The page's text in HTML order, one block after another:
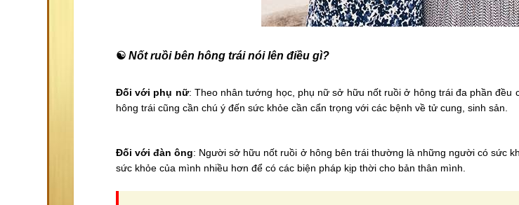
☯ Nốt ruồi bên hông trái nói lên điều gì?
Đối với phụ nữ: Theo nhân tướng học, phụ nữ sở hữu nốt ruồi ở hông trái đa phần
hông trái cũng cần chú ý đến sức khỏe cần cẩn trọng với các bệnh về tử cung, sinh sản.
Đối với đàn ông: Người sở hữu nốt ruồi ở hông bên trái thường là những người có sức
sức khỏe của mình nhiều hơn để có các biện pháp kịp thời cho bản thân mình.